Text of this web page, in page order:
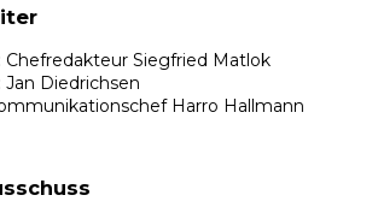
Chefredakteur Siegfried Matlok
Jan Diedrichsen
Harro Hallmann